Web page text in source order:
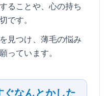
ることや、心の持ち
です。
見つけ、薄毛の悩み
っています。
なんとかした